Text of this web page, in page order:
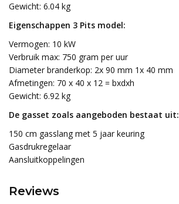
Gewicht: 6.04 kg
Eigenschappen 3 Pits model:
Vermogen: 10 kW
Verbruik max: 750 gram per uur
Diameter branderkop: 2x 90 mm 1x 40 mm
Afmetingen: 70 x 40 x 12 = bxdxh
Gewicht: 6.92 kg
De gasset zoals aangeboden bestaat uit:
150 cm gasslang met 5 jaar keuring
Gasdrukregelaar
Aansluitkoppelingen
Reviews